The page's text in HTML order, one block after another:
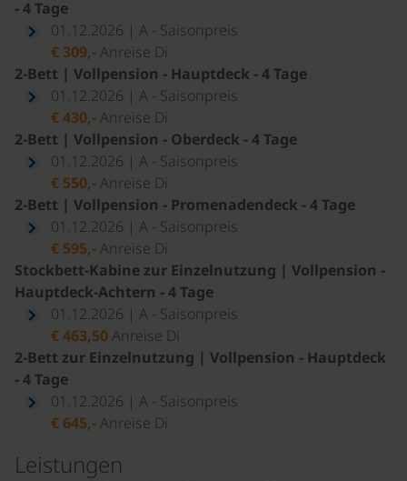
- 4 Tage
01.12.2026 | A - Saisonpreis
€ 309,-Anreise Di
2-Bett | Vollpension - Hauptdeck - 4 Tage
01.12.2026 | A - Saisonpreis
€ 430,-Anreise Di
2-Bett | Vollpension - Oberdeck - 4 Tage
01.12.2026 | A - Saisonpreis
€ 550,-Anreise Di
2-Bett | Vollpension - Promenadendeck - 4 Tage
01.12.2026 | A - Saisonpreis
€ 595,-Anreise Di
Stockbett-Kabine zur Einzelnutzung | Vollpension -
Hauptdeck-Achtern - 4 Tage
01.12.2026 | A - Saisonpreis
€ 463,50Anreise Di
2-Bett zur Einzelnutzung | Vollpension - Hauptdeck
- 4 Tage
01.12.2026 | A - Saisonpreis
€ 645,-Anreise Di
Leistungen